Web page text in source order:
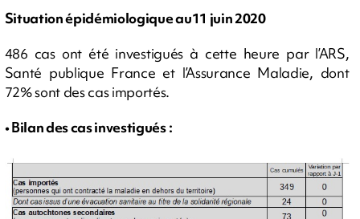
Situation épidémiologique au11 juin 2020
486 cas ont été investigués à cette heure par l’ARS,
Santé publique France et l’Assurance Maladie, dont
72% sont des cas importés.
• Bilan des cas investigués :